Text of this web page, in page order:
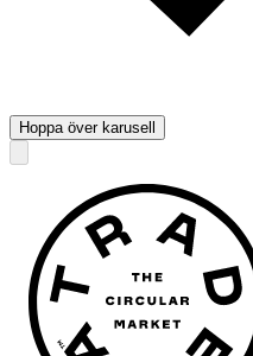
Hoppa över karusell